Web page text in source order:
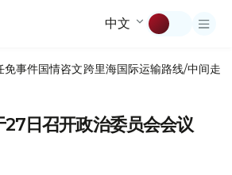
中文
免事件国情咨文跨里海国际运输路线/中间走廊
日召开政治委员会会议